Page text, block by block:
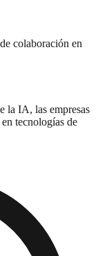
colaboración en
la IA, las empresas
tecnologías de